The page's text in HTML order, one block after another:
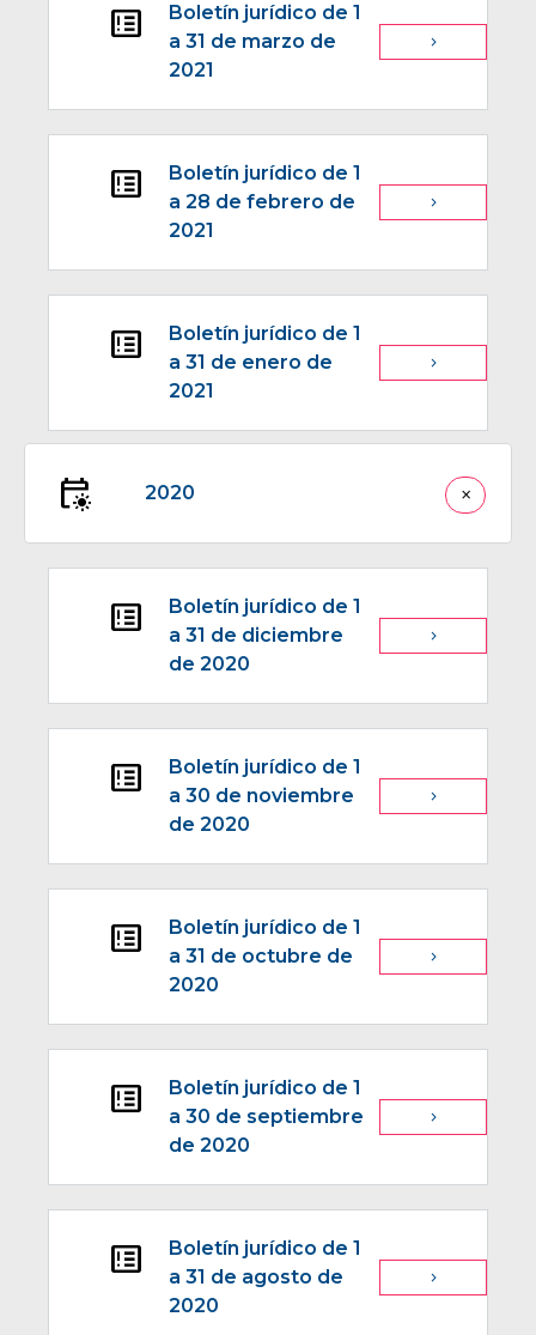
breaking_news
Boletín jurídico de 1
a 31 de marzo de
2021
navigate_next
breaking_news
Boletín jurídico de 1
a 28 de febrero de
2021
navigate_next
breaking_news
Boletín jurídico de 1
a 31 de enero de
2021
navigate_next
early_on 2020 close
breaking_news
Boletín jurídico de 1
a 31 de diciembre
de 2020
navigate_next
breaking_news
Boletín jurídico de 1
a 30 de noviembre
de 2020
navigate_next
breaking_news
Boletín jurídico de 1
a 31 de octubre de
2020
navigate_next
breaking_news
Boletín jurídico de 1
a 30 de septiembre
de 2020
navigate_next
breaking_news
Boletín jurídico de 1
a 31 de agosto de
2020
navigate_next